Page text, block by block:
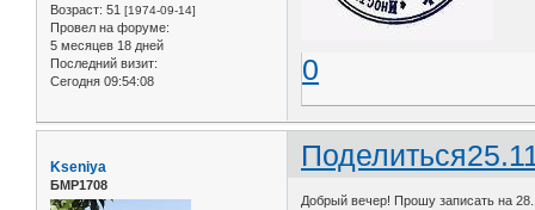
Возраст: 51 [1974-09-14]
Провел на форуме:
5 месяцев 18 дней
Последний визит:
Сегодня 09:54:08
0
Поделиться
Kseniya
БМР1708
Добрый вечер! Прошу записать на